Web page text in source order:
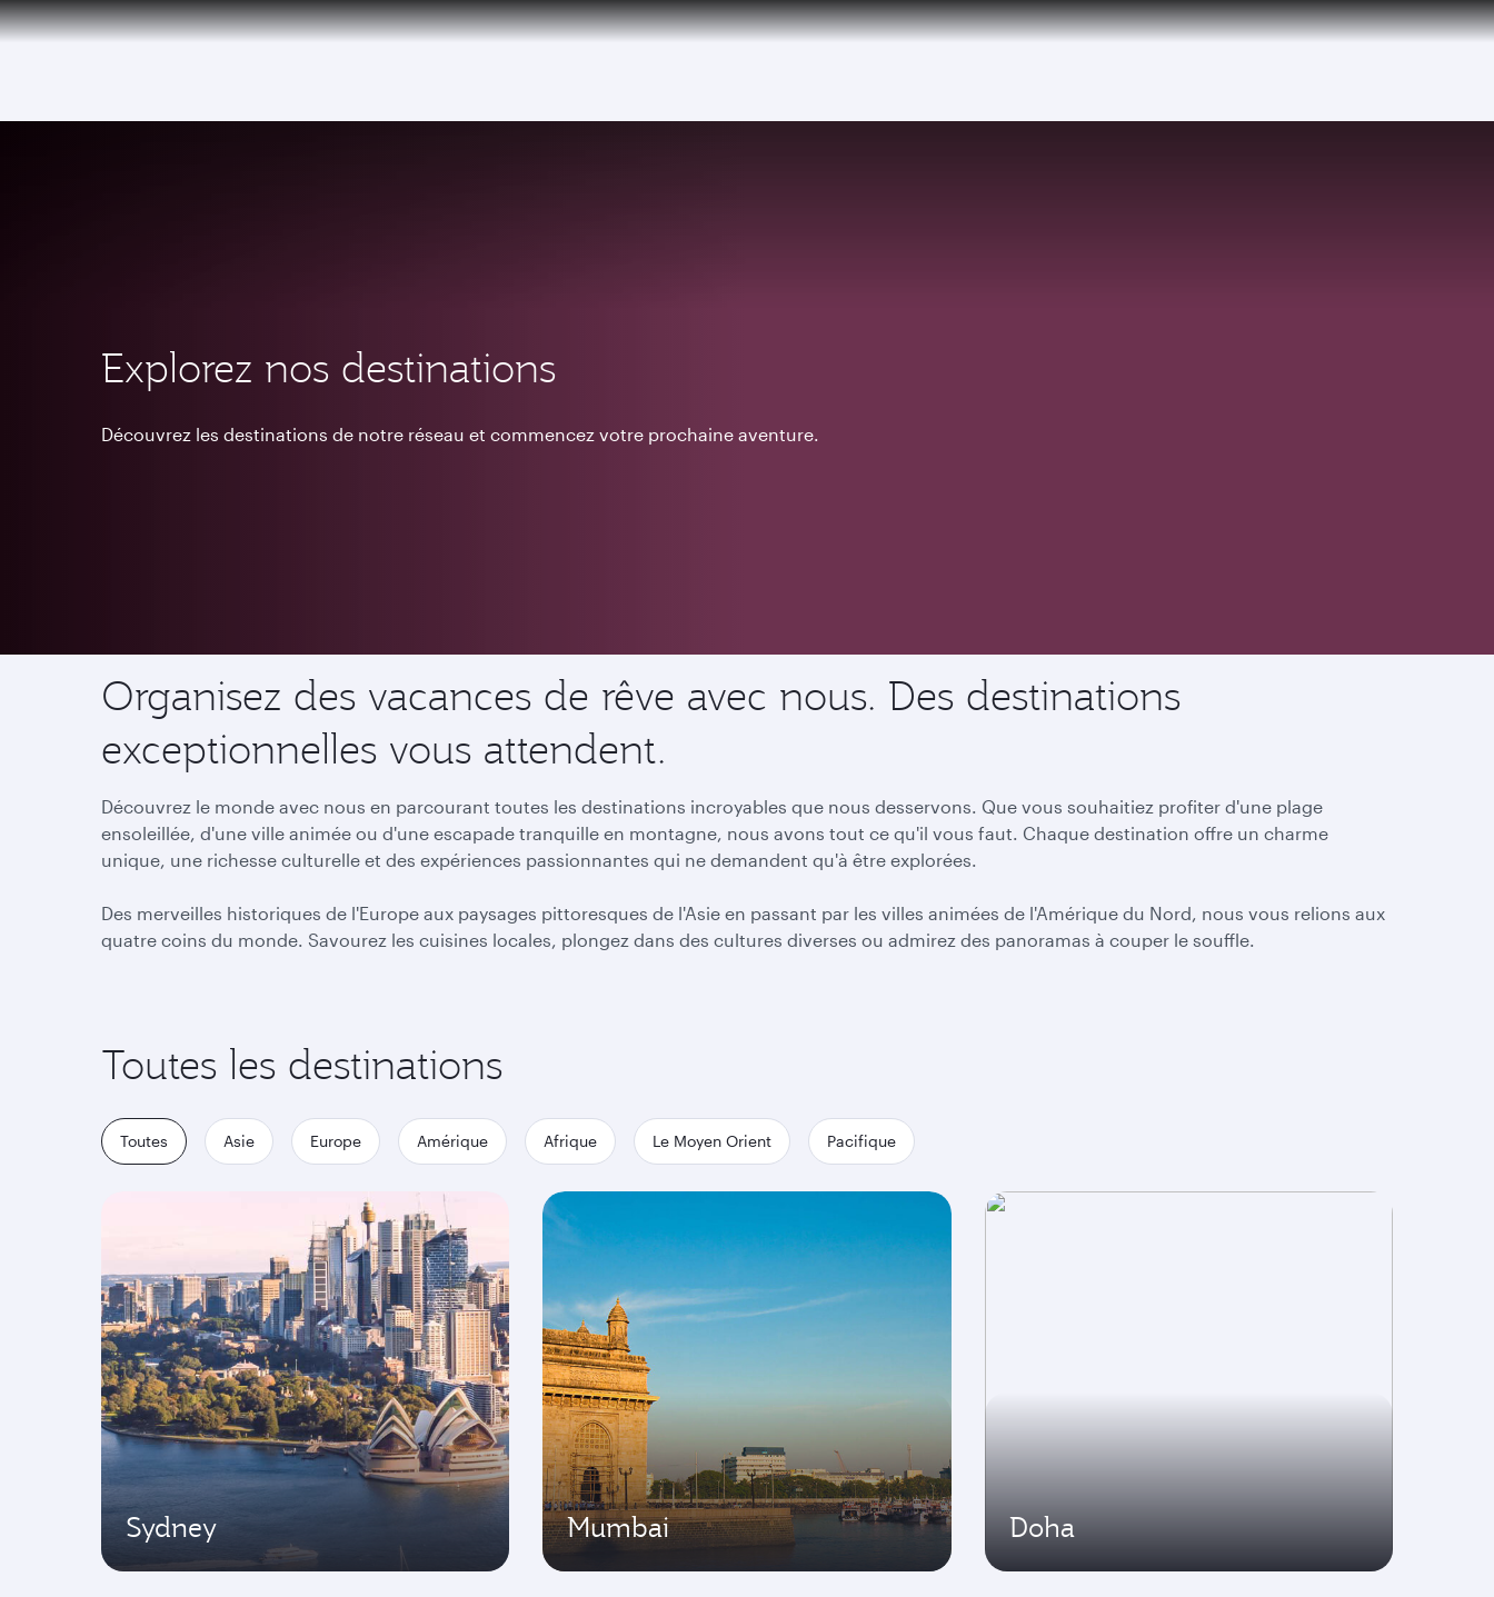
Explorez nos destinations
Découvrez les destinations de notre réseau et commencez votre prochaine aventure.
Organisez des vacances de rêve avec nous. Des destinations
exceptionnelles vous attendent.
Découvrez le monde avec nous en parcourant toutes les destinations incroyables que nous desservons. Que vous souhaitiez profiter d'une plage
ensoleillée, d'une ville animée ou d'une escapade tranquille en montagne, nous avons tout ce qu'il vous faut. Chaque destination offre un charme
unique, une richesse culturelle et des expériences passionnantes qui ne demandent qu'à être explorées.
Des merveilles historiques de l'Europe aux paysages pittoresques de l'Asie en passant par les villes animées de l'Amérique du Nord, nous vous relions aux
quatre coins du monde. Savourez les cuisines locales, plongez dans des cultures diverses ou admirez des panoramas à couper le souffle.
Toutes les destinations
Toutes Asie Europe Amérique Afrique Le Moyen Orient Pacifique
Sydney Mumbai Doha